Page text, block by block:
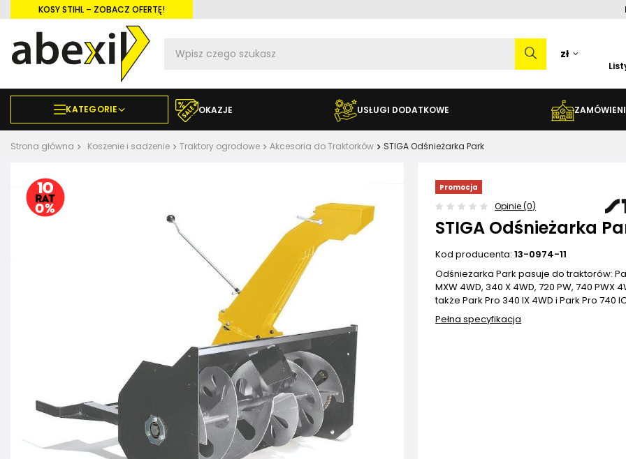
KOSY STIHL – ZOBACZ OFERTĘ!
zł
KATEGORIE OKAZJE USŁUGI DODATKOWE
Strona główna Koszenie i sadzenie Traktory ogrodowe Akcesoria do Traktorków STIGA Odśnieżarka Park
Promocja
Opinie (0)
STIGA Odśnieżarka
Kod producenta:13-0974-11
Odśnieżarka Park pasuje do traktorów:
MXW 4WD, 340 X 4WD, 720 PW, 740 PWX
także Park Pro 340 IX 4WD i Park Pro 740
Pełna specyfikacja